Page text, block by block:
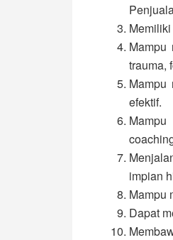
Mampu
trauma,
efektif.
impian
Mampu
Dapat